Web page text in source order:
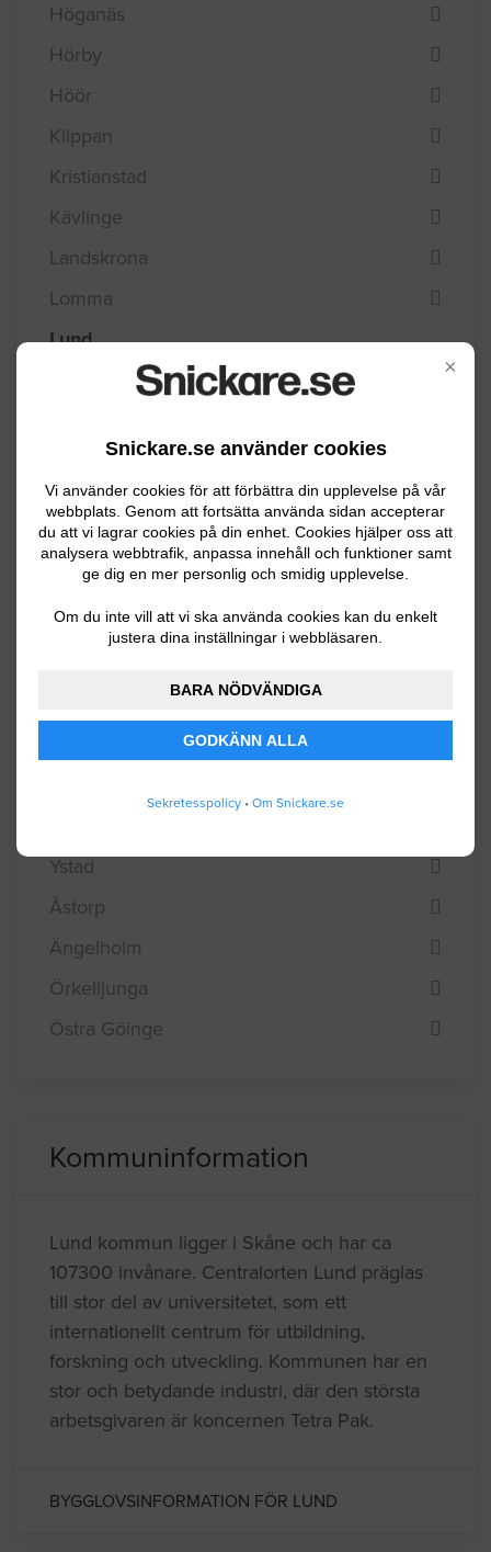
×
Snickare.se använder cookies
Vi använder cookies för att förbättra din upplevelse på vår
webbplats. Genom att fortsätta använda sidan accepterar
du att vi lagrar cookies på din enhet. Cookies hjälper oss att
analysera webbtrafik, anpassa innehåll och funktioner samt
ge dig en mer personlig och smidig upplevelse.
Om du inte vill att vi ska använda cookies kan du enkelt
justera dina inställningar i webbläsaren.
BARA NÖDVÄNDIGA
GODKÄNN ALLA
Sekretesspolicy • Om Snickare.se
Höganäs
Hörby
Höör
Klippan
Kristianstad
Kävlinge
Landskrona
Lomma
Lund
Perstorp
Simrishamn
Sjöbo
Skurup
Staffanstorp
Ystad
Åstorp
Ängelholm
Örkelljunga
Östra Göinge
Kommuninformation
Lund kommun ligger i Skåne och har ca
107300 invånare. Centralorten Lund präglas
till stor del av universitetet, som ett
internationellt centrum för utbildning,
forskning och utveckling. Kommunen har en
stor och betydande industri, där den största
arbetsgivaren är koncernen Tetra Pak.
BYGGLOVSINFORMATION FÖR LUND